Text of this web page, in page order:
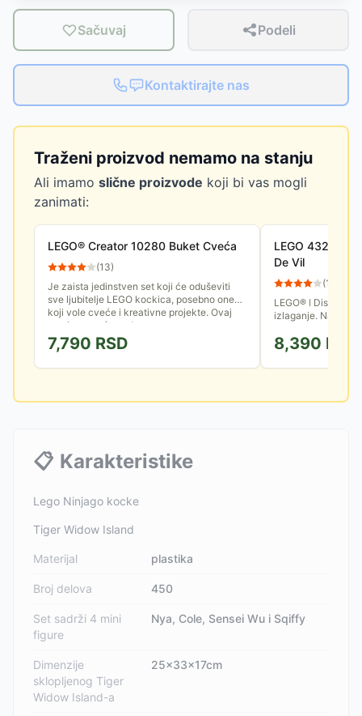
Sačuvaj Podeli
Kontaktirajte nas
Traženi proizvod nemamo na stanju
Ali imamo slične proizvode koji bi vas mogli
zanimati:
LEGO® Creator 10280 Buket Cveća
(13)
Je zaista jedinstven set koji će oduševiti
sve ljubitelje LEGO kockica, posebno one
koji vole cveće i kreativne projekte. Ovaj
set ti omogućava da...
7,790 RSD
LEGO 43262
De Vil
(15
LEGO® ǀ Disney
izlaganje. Nagradite ljubitelje mode ovim
haljine, LEGO® ǀ
8,390 RSD
📋 Karakteristike
Lego Ninjago kocke
Tiger Widow Island
Materijal plastika
Broj delova 450
Set sadrži 4 mini
figure
Nya, Cole, Sensei Wu i Sqiffy
Dimenzije
sklopljenog Tiger
Widow Island-a
25x33x17cm